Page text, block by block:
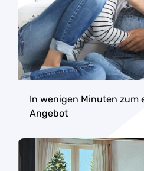
In wenigen Minuten zum
Angebot